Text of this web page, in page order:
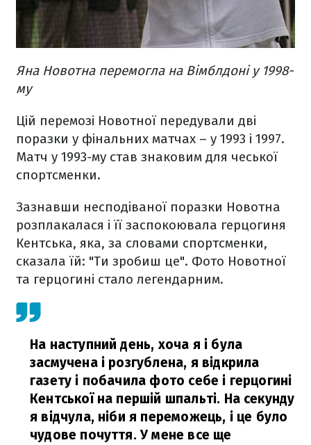
Яна Новотна перемогла на Вімблдоні у 1998-
му
Цій перемозі Новотної передували дві
поразки у фінальних матчах – у 1993 і 1997.
Матч у 1993-му став знаковим для чеської
спортсменки.
Зазнавши несподіваної поразки Новотна
розплакалася і її заспокоювала герцогиня
Кентська, яка, за словами спортсменки,
сказала їй: "Ти зробиш це". Фото Новотної
та герцогині стало легендарним.
На наступний день, хоча я і була
засмучена і розгублена, я відкрила
газету і побачила фото себе і герцогині
Кентської на першій шпальті. На секунду
я відчула, ніби я переможець, і це було
чудове почуття. У мене все ще